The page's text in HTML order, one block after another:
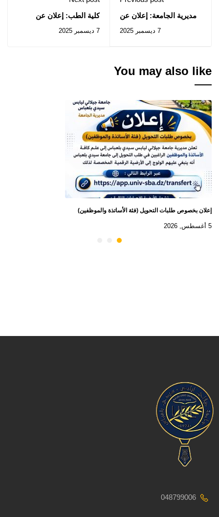
مديرية الجامعة: إعلان عن
2025/84
7 ديسمبر 2025
كلية الطب: إعلان عن
2025/427 ديسمبر 2025
You may also like
إعلان بخصوص طلبات التحويل (فئة الأساتذة والموظفين)
5 أغسطس, 2026
048799006